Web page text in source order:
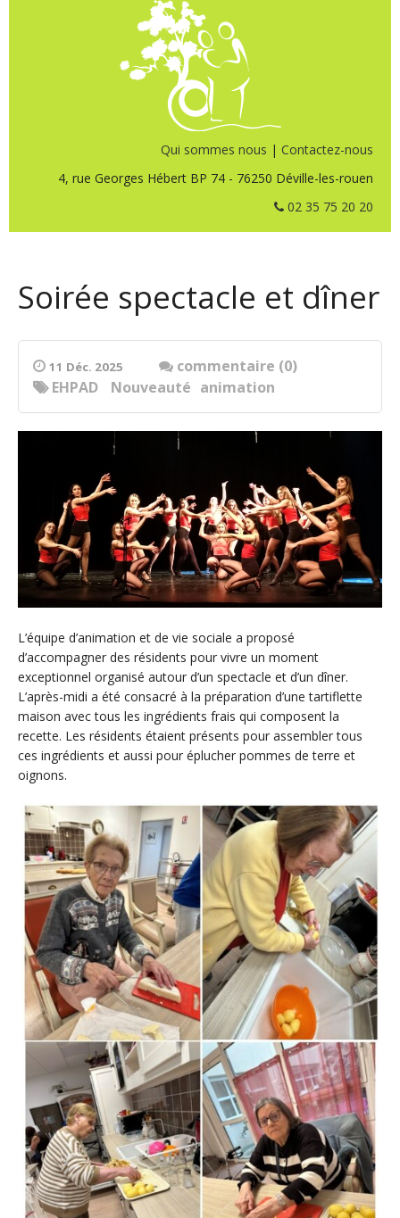
Qui sommes nous | Contactez-nous
4, rue Georges Hébert BP 74 - 76250 Déville-les-rouen
02 35 75 20 20
Soirée spectacle et dîner
11 Déc. 2025
commentaire (0)
animation
EHPAD Nouveauté
L’équipe d’animation et de vie sociale a proposé
d’accompagner des résidents pour vivre un moment
exceptionnel organisé autour d’un spectacle et d’un dîner.
L’après-midi a été consacré à la préparation d’une tartiflette
maison avec tous les ingrédients frais qui composent la
recette. Les résidents étaient présents pour assembler tous
ces ingrédients et aussi pour éplucher pommes de terre et
oignons.